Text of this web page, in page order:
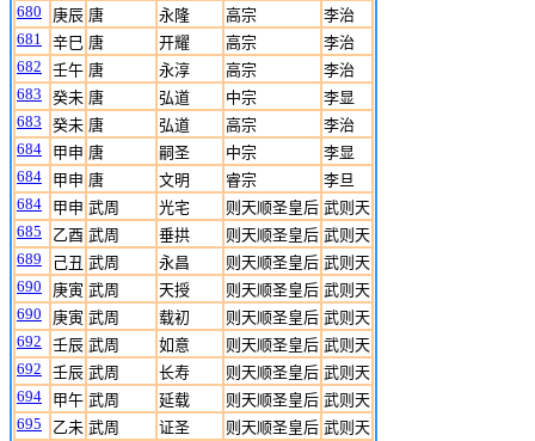
680
庚辰 唐 永隆 高宗
李治
681
辛巳 唐 开耀 高宗
李治
682
壬午 唐 永淳 高宗
李治
683
癸未 唐 弘道 中宗
李显
683
癸未 唐 弘道 高宗
李治
684
甲申 唐 嗣圣 中宗
李显
684
甲申 唐 文明 睿宗
李旦
684
甲申 武周 光宅 则天顺圣皇后 武则天
685
乙酉 武周 垂拱 则天顺圣皇后 武则天
689
己丑 武周 永昌 则天顺圣皇后 武则天
690
庚寅 武周 天授 则天顺圣皇后 武则天
690
庚寅 武周 载初 则天顺圣皇后 武则天
692
壬辰 武周 如意 则天顺圣皇后 武则天
692
壬辰 武周 长寿 则天顺圣皇后 武则天
694
甲午 武周 延载 则天顺圣皇后 武则天
695
乙未 武周 证圣 则天顺圣皇后 武则天